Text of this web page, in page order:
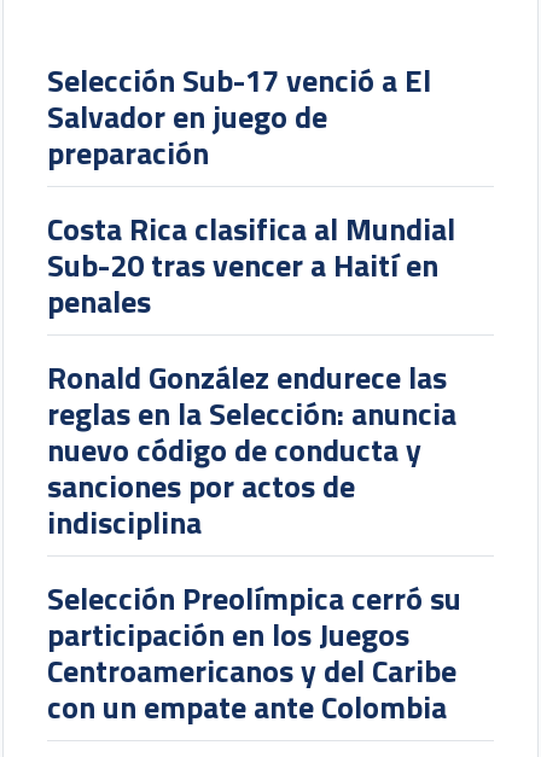
Selección Sub-17 venció a El
Salvador en juego de
preparación
Costa Rica clasifica al Mundial
Sub-20 tras vencer a Haití en
penales
Ronald González endurece las
reglas en la Selección: anuncia
nuevo código de conducta y
sanciones por actos de
indisciplina
Selección Preolímpica cerró su
participación en los Juegos
Centroamericanos y del Caribe
con un empate ante Colombia